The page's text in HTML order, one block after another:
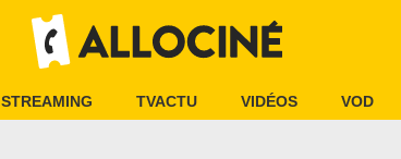
STREAMING TVACTU VIDÉOS VOD